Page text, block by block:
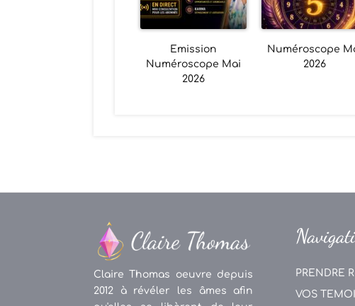
Emission
Numéroscope Mai
2026
Numéroscope
2026
Claire Thomas oeuvre depuis
2012 à révéler les âmes afin
PRENDRE
VOS